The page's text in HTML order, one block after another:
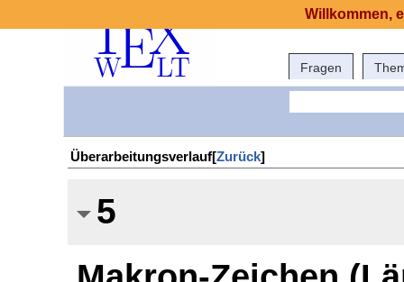
Fragen
Überarbeitungsverlauf[Zurück]
5
Willkommen,